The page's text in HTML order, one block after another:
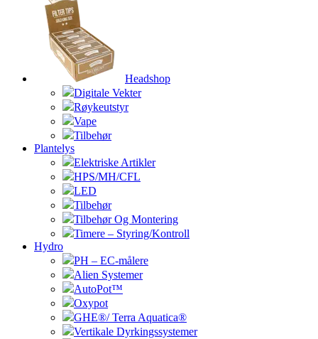
Headshop
Digitale Vekter
Røykeutstyr
Vape
Tilbehør
Plantelys
Elektriske Artikler
HPS/MH/CFL
LED
Tilbehør
Tilbehør Og Montering
Timere – Styring/Kontroll
Hydro
PH – EC-målere
Alien Systemer
AutoPot™
Oxypot
GHE®/ Terra Aquatica®
Vertikale Dyrkingssystemer